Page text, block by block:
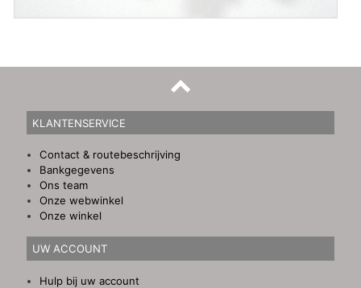
KLANTENSERVICE
Contact & routebeschrijving
Bankgegevens
Ons team
Onze webwinkel
Onze winkel
UW ACCOUNT
Hulp bij uw account